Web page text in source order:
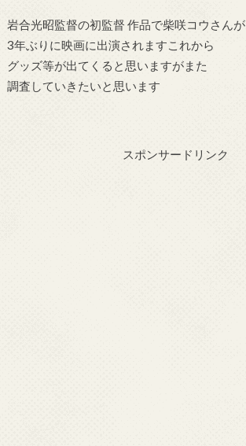
岩合光昭監督の初監督 作品で柴咲コウさんが
3年ぶりに映画に出演されますこれから
グッズ等が出てくると思いますがまた
調査していきたいと思います
スポンサードリンク